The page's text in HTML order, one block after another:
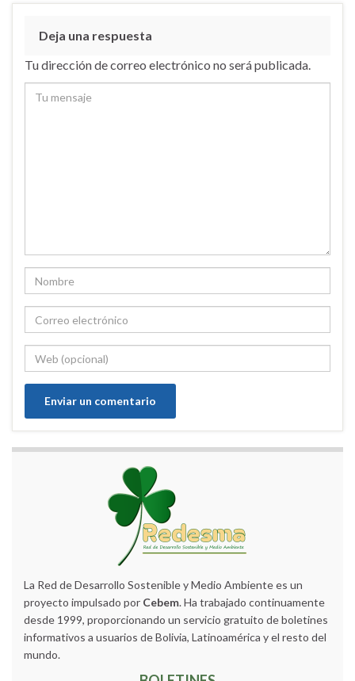
Deja una respuesta
Tu dirección de correo electrónico no será publicada.
La Red de Desarrollo Sostenible y Medio Ambiente es un
proyecto impulsado por Cebem. Ha trabajado continuamente
desde 1999, proporcionando un servicio gratuito de boletines
informativos a usuarios de Bolivia, Latinoamérica y el resto del
mundo.